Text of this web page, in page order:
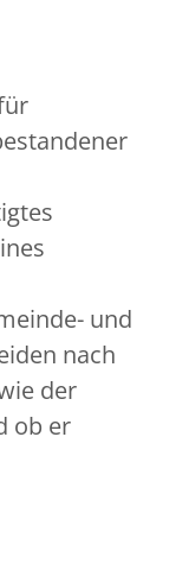
und
nach
der
ob er